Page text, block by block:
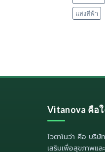
แสงสีฟ้า
Vitanova คือ
ไวตาโนว่า คือ บริษั
เสริมเพื่อสุขภาพแล